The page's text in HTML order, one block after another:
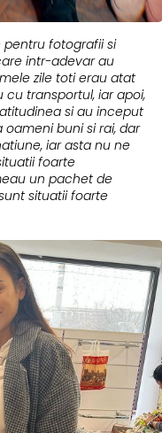
pentru fotografii si
intr-adevar au
zile toti erau atat
transportul, iar apoi,
si au inceput
oameni buni si rai, dar
iar asta nu ne
foarte
un pachet de
situatii foarte